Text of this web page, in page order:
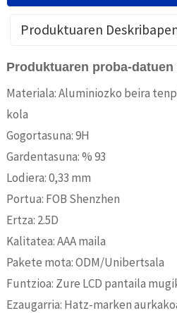
Produktuaren
Produktuaren proba-
Materiala: Aluminiozko beira
kola
Gogortasuna: 9H
Gardentasuna: % 93
Lodiera: 0,33 mm
Portua: FOB Shenzhen
Ertza: 2.5D
Kalitatea: AAA maila
Pakete mota: ODM/Unibertsala
Funtzioa: Zure LCD pantaila
Ezaugarria: Hatz-marken